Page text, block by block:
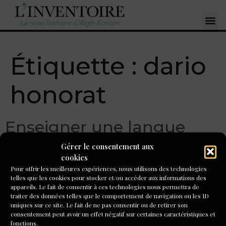
Gérer le consentement aux
cookies
Pour offrir les meilleures expériences, nous utilisons des technologies
telles que les cookies pour stocker et/ou accéder aux informations des
appareils. Le fait de consentir à ces technologies nous permettra de
traiter des données telles que le comportement de navigation ou les ID
uniques sur ce site. Le fait de ne pas consentir ou de retirer son
consentement peut avoir un effet négatif sur certaines caractéristiques et
fonctions.
Étiquette : dario
honorat
Enseigner une langue
étrangère et enseigner
l’écriture créative
L’EACWP, association européenne des programmes
d’écriture créative, réunit des représentants de seize
différents programmes d’écriture créative en Europe ainsi